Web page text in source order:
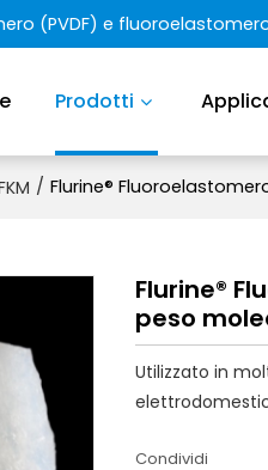
(PVDF) e
Prodotti
/ Flurine®
Flurine®
peso
Utilizzato in
Condividi